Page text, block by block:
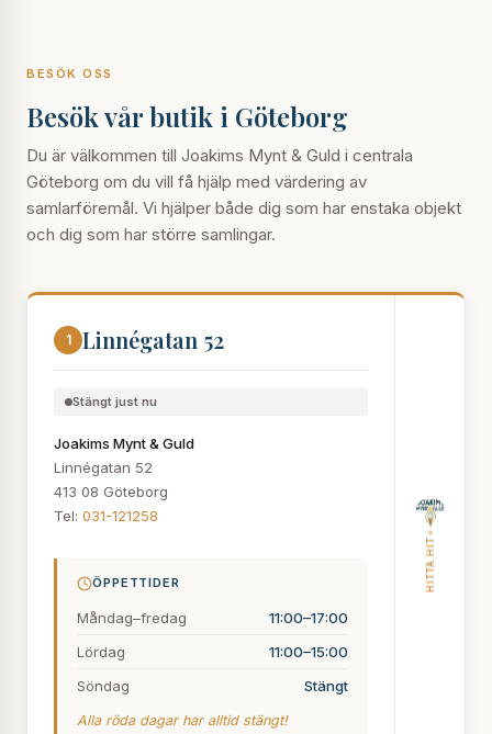
BESÖK OSS
Besök vår butik i Göteborg
Du är välkommen till Joakims Mynt & Guld i centrala
Göteborg om du vill få hjälp med värdering av
samlarföremål. Vi hjälper både dig som har enstaka objekt
och dig som har större samlingar.
1 Linnégatan 52
Stängt just nu
Joakims Mynt & Guld
Linnégatan 52
413 08 Göteborg
Tel: 031-121258
ÖPPETTIDER
Måndag–fredag
11:00–17:00
Lördag
11:00–15:00
Söndag
Stängt
Alla röda dagar har alltid stängt!
HITTA HIT